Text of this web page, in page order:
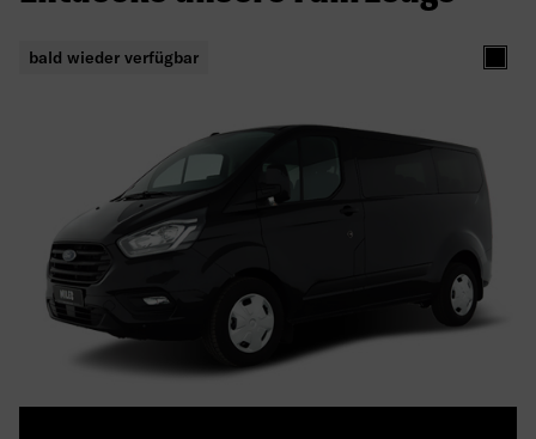
bald wieder verfügbar